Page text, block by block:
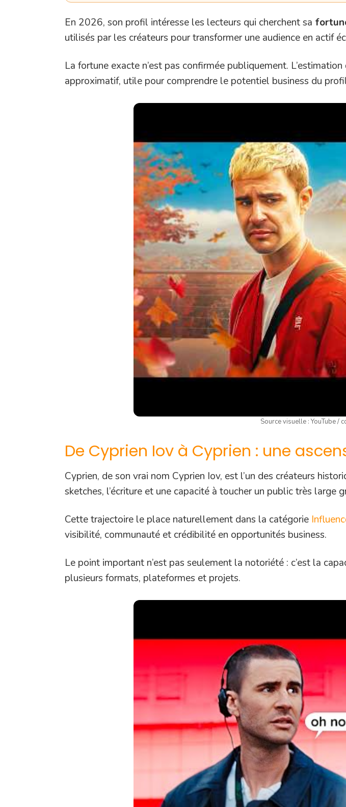
En 2026, son profil intéresse les lecteurs qui cherchent sa
utilisés par les créateurs pour transformer une audience en actif
La fortune exacte n’est pas confirmée publiquement.
approximatif, utile pour comprendre le potentiel business du
Source visuelle : YouTube /
De Cyprien Iov à Cyprien : une
Cyprien, de son vrai nom Cyprien Iov, est l’un des créateurs
sketches, l’écriture et une capacité à toucher un public très
Cette trajectoire le place naturellement dans la catégorie
visibilité, communauté et crédibilité en opportunités business.
Le point important n’est pas seulement la notoriété : c’est la
plusieurs formats, plateformes et projets.